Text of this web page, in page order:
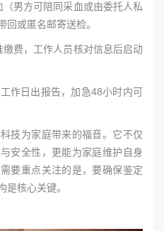
男方可陪同采血或由委托人私
或匿名邮寄送检。
费，工作人员核对信息后启动
日出报告，加急48小时内可
为家庭带来的福音。它不仅
安全性，更能为家庭维护自身
要重点关注的是，要确保鉴定
是核心关键。